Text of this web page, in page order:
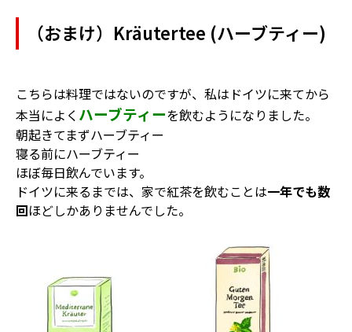
（おまけ）Kräutertee (ハーブティー)
こちらは料理ではないのですが、私はドイツに来てから
本当によく ハーブティーを飲むようになりました。
朝起きてまずハーブティー
寝る前にハーブティー
ほぼ毎日飲んでいます。
ドイツに来るまでは、家で紅茶を飲むことは一年でも数
回ほどしかありませんでした。